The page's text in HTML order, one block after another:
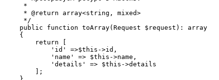
     *
     * @return array<string, mixed>
     */
    public function toArray(Request $request): array
    {
        return [
            'id' =>$this->id,
            'name' => $this->name,
            'details' => $this->details
        ];